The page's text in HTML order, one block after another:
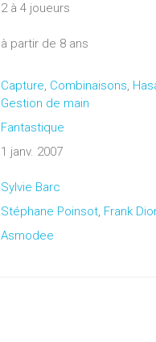
2à 4joueurs
à partir de 8 ans
Capture, Combinaisons,
Gestion de main
Fantastique
1 janv. 2007
Sylvie Barc
Stéphane Poinsot, Frank
Asmodee